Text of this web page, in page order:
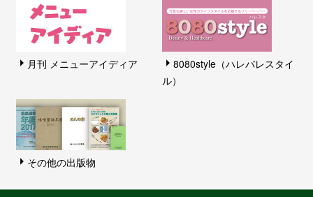
月刊 メニューアイディア
8080style（ハレバレスタイ
ル）
その他の出版物